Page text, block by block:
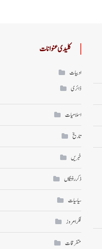
کلیدی عنوانات
ادبیات
ڈائری
اسلامیات
تاریخ
خبریں
ذکر رفتگاں
سیاسیات
فکر امروز
متفرقات